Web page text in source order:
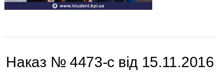
Наказ № 4473-с від 15.11.2016